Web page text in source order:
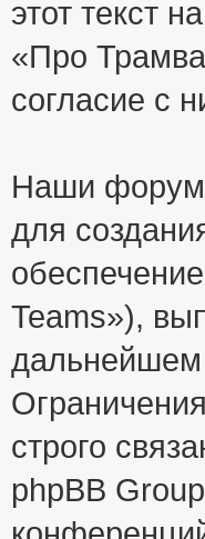
этот текст
«Про
согласие с
Наши
для
Teams»),
дальнейшем
строго
phpBB